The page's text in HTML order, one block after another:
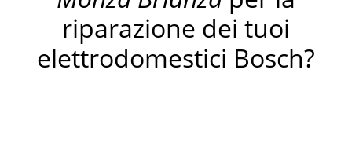
riparazione dei tuoi
elettrodomestici Bosch?